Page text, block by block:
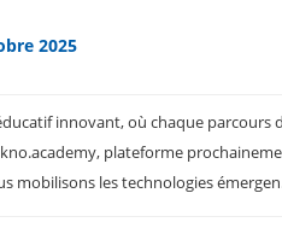
2025
innovant, où chaque parcours
plateforme
mobilisons les technologies émergen